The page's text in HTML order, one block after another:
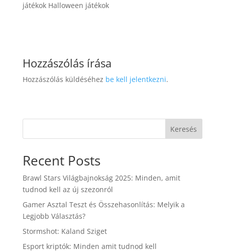
játékok Halloween játékok
Hozzászólás írása
Hozzászólás küldéséhez be kell jelentkezni.
Keresés
Recent Posts
Brawl Stars Világbajnokság 2025: Minden, amit
tudnod kell az új szezonról
Gamer Asztal Teszt és Összehasonlítás: Melyik a
Legjobb Választás?
Stormshot: Kaland Sziget
Esport kriptók: Minden amit tudnod kell